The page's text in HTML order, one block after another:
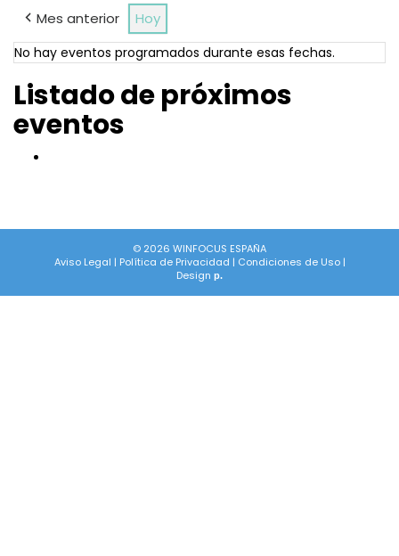
Mes anterior Hoy
No hay eventos programados durante esas fechas.
Listado de próximos
eventos
© 2026 WINFOCUS ESPAÑA
Aviso Legal | Política de Privacidad | Condiciones de Uso|
Design p.